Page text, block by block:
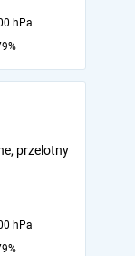
hPa
przelotny
hPa